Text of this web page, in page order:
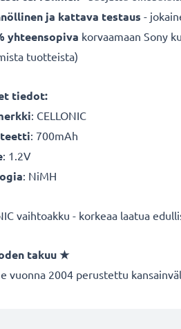
ja kattava testaus -
yhteensopiva korvaamaan Sony
tuotteista)
tiedot:
: CELLONIC
: 700mAh
: 1.2V
: NiMH
vaihtoakku - korkeaa laatua
takuu★
vuonna 2004 perustettu